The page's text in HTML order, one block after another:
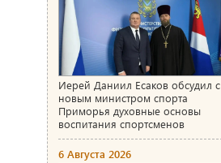
Иерей Даниил Есаков обсудил с
новым министром спорта
Приморья духовные основы
воспитания спортсменов
6 Августа 2026